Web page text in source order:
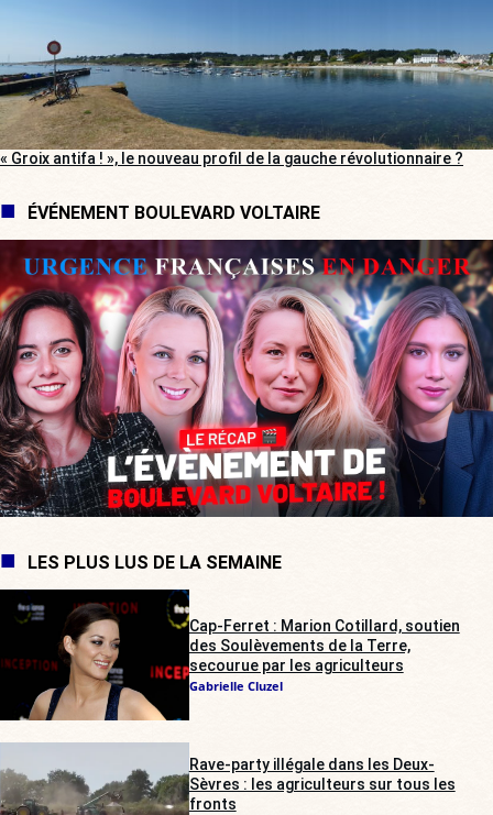
« Groix antifa ! », le nouveau profil de la gauche révolutionnaire ?
ÉVÉNEMENT BOULEVARD VOLTAIRE
LES PLUS LUS DE LA SEMAINE
Cap-Ferret : Marion Cotillard, soutien
des Soulèvements de la Terre,
secourue par les agriculteurs
Gabrielle Cluzel
Rave-party illégale dans les Deux-
Sèvres : les agriculteurs sur tous les
fronts